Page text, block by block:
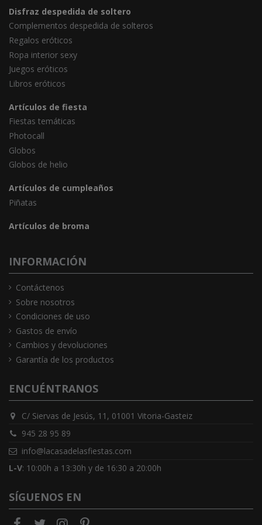
Disfraz despedida de soltero
Complementos despedida de solteros
Regalos eróticos
Ropa interior sexy
Juegos eróticos
Libros eróticos
Artículos de fiesta
Fiestas temáticas
Photocall
Globos
Globos de helio
Artículos de cumpleaños
Piñatas
Artículos de broma
INFORMACIÓN
Contáctenos
Sobre nosotros
Condiciones de uso
Gastos de envío
Cambios y devoluciones
Garantía de los productos
ENCUÉNTRANOS
C/ Siervas de Jesús, 11, 01001 Vitoria-Gasteiz
945 28 95 89
info@lacasadelasfiestas.com
L-V: 10:00h a 13:30h y de 16:30 a 20:00h
SÍGUENOS EN